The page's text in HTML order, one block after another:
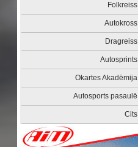
Folkreiss
Autokross
Dragreiss
Autosprints
Okartes Akadēmija
Autosports pasaulē
Cits